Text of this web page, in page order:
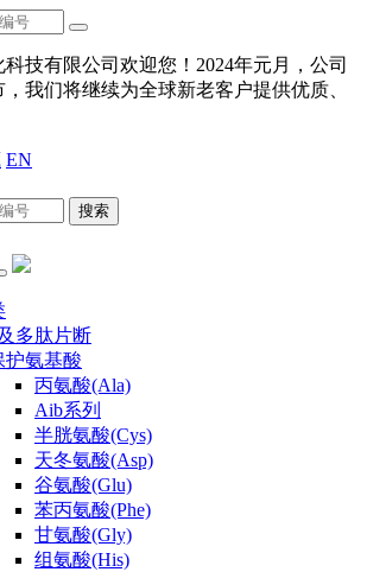
科技有限公司欢迎您！2024年元月，公司
我们将继续为全球新老客户提供优质、
EN
搜索
多肽片断
护氨基酸
丙氨酸(Ala)
Aib系列
半胱氨酸(Cys)
天冬氨酸(Asp)
谷氨酸(Glu)
苯丙氨酸(Phe)
甘氨酸(Gly)
组氨酸(His)